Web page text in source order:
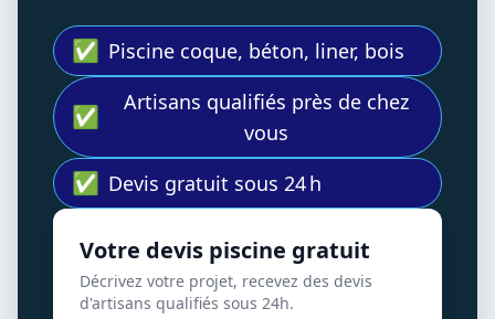
✅ Piscine coque, béton, liner, bois
✅
Artisans qualifiés près de chez
vous
✅ Devis gratuit sous 24 h
Votre devis piscine gratuit
Décrivez votre projet, recevez des devis
d'artisans qualifiés sous 24h.